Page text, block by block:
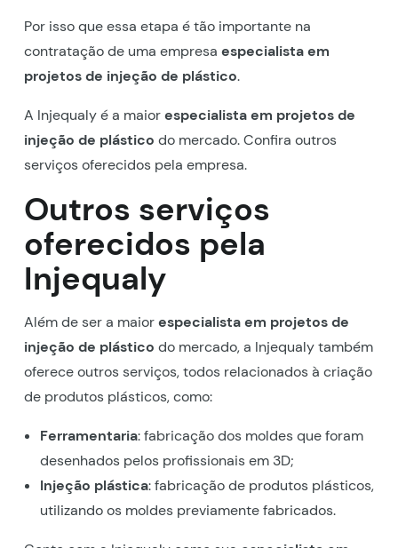
Por isso que essa etapa é tão importante na
contratação de uma empresa especialista em
projetos de injeção de plástico.
A Injequaly é a maiorespecialista em projetos de
injeção de plástico do mercado. Confira outros
serviços oferecidos pela empresa.
Outros serviços
oferecidos pela
Injequaly
Além de ser a maiorespecialista em projetos de
injeção de plástico do mercado, a Injequaly também
oferece outros serviços, todos relacionados à criação
de produtos plásticos, como:
Ferramentaria: fabricação dos moldes que foram
desenhados pelos profissionais em 3D;
Injeção plástica: fabricação de produtos plásticos,
utilizando os moldes previamente fabricados.